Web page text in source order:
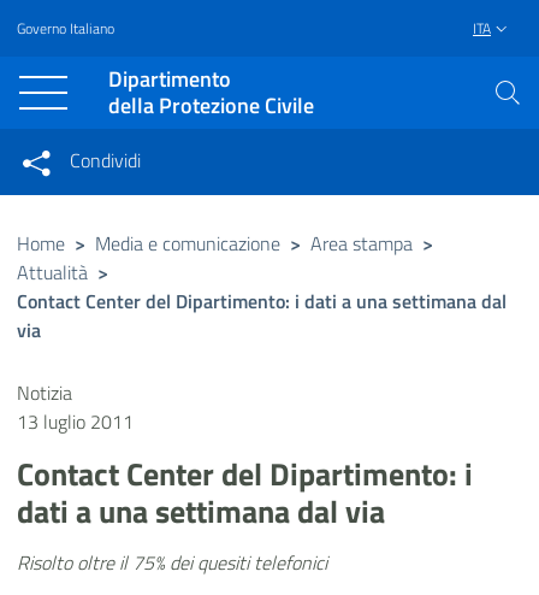
Vai al contenuto principale
Raggiungi il piè di pagina
Governo Italiano ITA
Dipartimento
della Protezione Civile
Condividi su Facebook
Condividi su Twitter
Condividi
Condividi sui social network
Home > Media e comunicazione > Area stampa >
Attualità >
Contact Center del Dipartimento: i dati a una settimana dal
via
Notizia
13 luglio 2011
Contact Center del Dipartimento: i
dati a una settimana dal via
Risolto oltre il 75% dei quesiti telefonici